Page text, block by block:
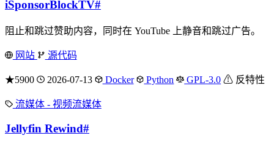
iSponsorBlockTV#
阻止和跳过赞助内容，同时在 YouTube 上静音和跳过广告。
网站 源代码
★5900 2026-07-13 Docker Python GPL-3.0 ⚠ 反特性
流媒体 - 视频流媒体
Jellyfin Rewind#